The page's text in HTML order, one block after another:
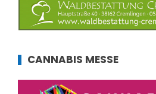
CANNABIS MESSE